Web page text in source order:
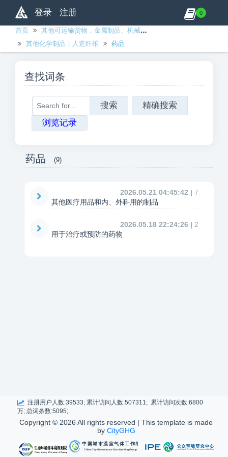
0
登录 注册
首页
其他可运输货物，金属制品、机械和设备除外
其他化学制品；人造纤维
药品
查找词条
搜索
精确搜索
浏览记录
药品 (9)
2026.05.21 04:45:42 | 7
其他医疗用品和内、外科用的制品
2026.05.18 22:24:26 | 2
用于治疗或预防的药物
注册用户人数:39533; 累计访问人数:507311; 累计访问次数:6800
万; 总词条数:5095;
Copyright © 2026 All rights reserved | This template is made
by CityGHG
中国城市温室气体工作组
China City Greenhouse Gas Working Group